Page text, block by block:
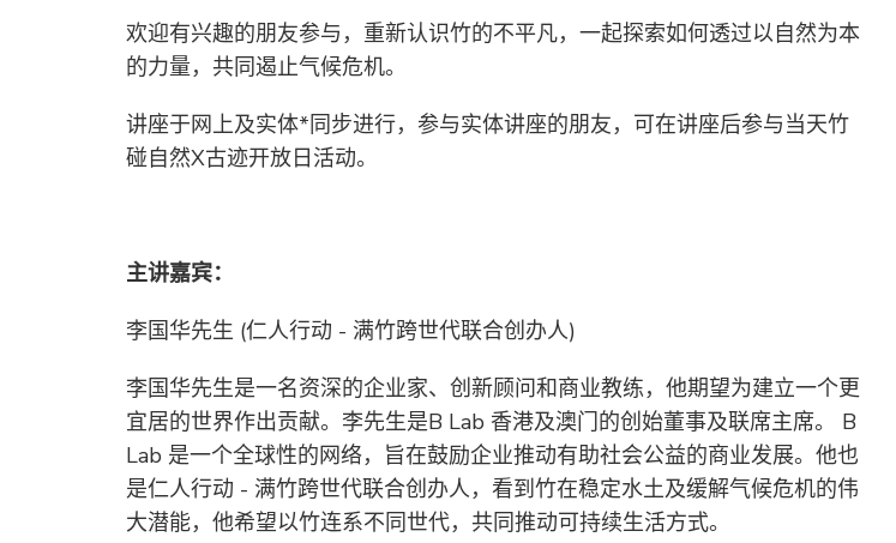
欢迎有兴趣的朋友参与，重新认识竹的不平凡，一起探索如何透过以自然为本
的力量，共同遏止气候危机。
讲座于网上及实体*同步进行，参与实体讲座的朋友，可在讲座后参与当天竹
碰自然X古迹开放日活动。
主讲嘉宾：
李国华先生 (仁人行动 - 满竹跨世代联合创办人)
李国华先生是一名资深的企业家、创新顾问和商业教练，他期望为建立一个更
宜居的世界作出贡献。李先生是B Lab 香港及澳门的创始董事及联席主席。 B
Lab 是一个全球性的网络，旨在鼓励企业推动有助社会公益的商业发展。他也
是仁人行动 - 满竹跨世代联合创办人，看到竹在稳定水土及缓解气候危机的伟
大潜能，他希望以竹连系不同世代，共同推动可持续生活方式。